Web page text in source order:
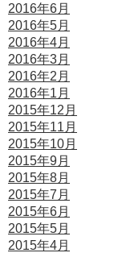
2016年6月
2016年5月
2016年4月
2016年3月
2016年2月
2016年1月
2015年12月
2015年11月
2015年10月
2015年9月
2015年8月
2015年7月
2015年6月
2015年5月
2015年4月